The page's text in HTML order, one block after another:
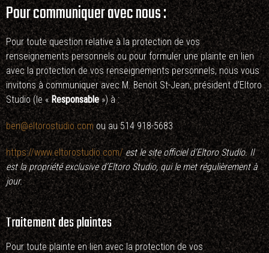
Pour communiquer avec nous :
Pour toute question relative à la protection de vos
renseignements personnels ou pour formuler une plainte en lien
avec la protection de vos renseignements personnels, nous vous
invitons à communiquer avec M. Benoit St-Jean, président d’Eltoro
Studio (le «Responsable») à :
ben@eltorostudio.comou au 514 918-5683
https://www.eltorostudio.com/ est le site officiel d’Eltoro Studio. Il
est la propriété exclusive d’Eltoro Studio, qui le met régulièrement à
jour.
Traitement des plaintes
Pour toute plainte en lien avec la protection de vos